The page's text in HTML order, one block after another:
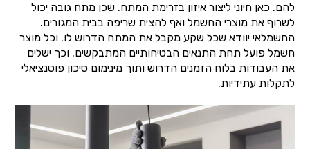
להם. כאן חיוני ליצור איזון בזרימת המתח. שכן מתח גובה יכול
לשרוף את מוצרי החשמל ואף להצית שריפה בבית המגורים.
החשמלאי יוודא שכל שקע מקבל את המתח הדרוש לו. וכל מוצר
חשמל פועל תחת התנאים הבטיחותיים המתבקשים. וכך ישלים
את העבודות בלוח הזמנים הדרוש ותוך מינימום סיכון פוטנציאלי
לתקלות עתידיות.